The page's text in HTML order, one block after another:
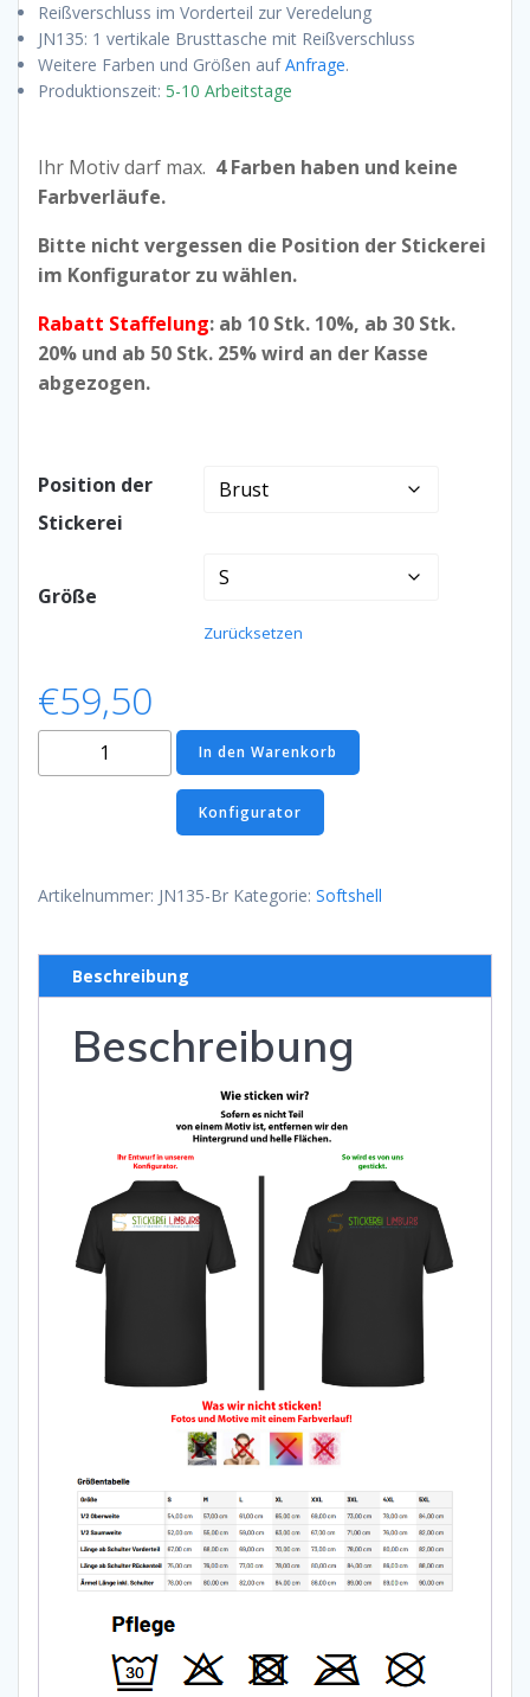
Reißverschluss im Vorderteil zur Veredelung
JN135: 1 vertikale Brusttasche mit Reißverschluss
Weitere Farben und Größen aufAnfrage.
Produktionszeit: 5-10 Arbeitstage
Ihr Motiv darf max. 4 Farben haben und keine
Farbverläufe.
Bitte nicht vergessen die Position der Stickerei
im Konfigurator zu wählen.
Rabatt Staffelung: ab 10 Stk. 10%, ab 30 Stk.
20% und ab 50 Stk. 25% wird an der Kasse
abgezogen.
Position der
Stickerei
Größe
Zurücksetzen
€59,50
Softshell
Jacke
In den Warenkorb
Konfigurator
Artikelnummer: JN135-Br Kategorie: Softshell
Beschreibung
Beschreibung